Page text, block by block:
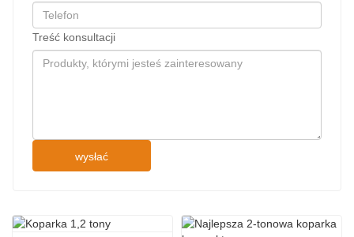
Treść konsultacji
wysłać